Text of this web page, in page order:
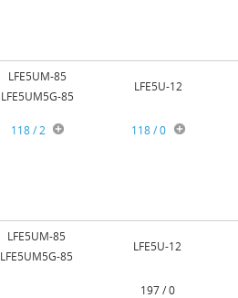
LFE5UM-85
LFE5UM5G-85
LFE5U-12
118 / 2 118 / 0
LFE5UM-85
LFE5UM5G-85
LFE5U-12
197 / 0